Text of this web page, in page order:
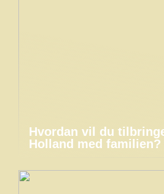
Hvordan vil du
Holland med familien?